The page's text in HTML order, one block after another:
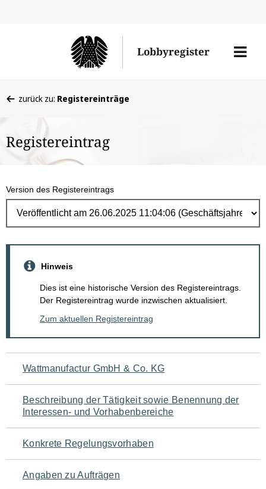
Lobbyregister
Menü
befinden
hier:
zurück zu: Registereinträge
Registereintrag
Version des Registereintrags
Hinweis
Dies ist eine historische Version des Registereintrags.
Der Registereintrag wurde inzwischen aktualisiert.
Zum aktuellen Registereintrag
Navigation
für
den
Seiteninhalt
Wattmanufactur GmbH & Co. KG
Beschreibung der Tätigkeit sowie Benennung der
Interessen- und Vorhabenbereiche
Konkrete Regelungsvorhaben
Angaben zu Aufträgen